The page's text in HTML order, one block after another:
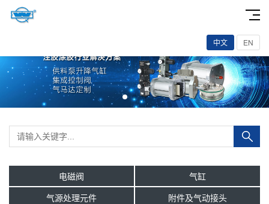
中文 EN
电磁阀
气缸
气源处理元件
附件及气动接头